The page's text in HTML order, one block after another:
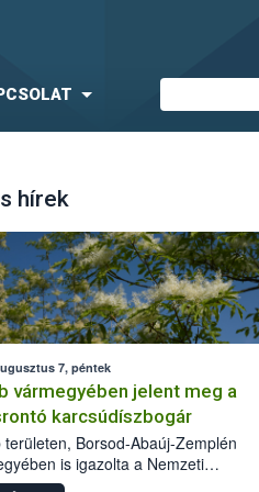
hírek
7, péntek
vármegyében jelent meg a
karcsúdíszbogár
területen, Borsod-Abaúj-Zemplén
is igazolta a Nemzeti
biztonsági Hivatal (Nébih) a